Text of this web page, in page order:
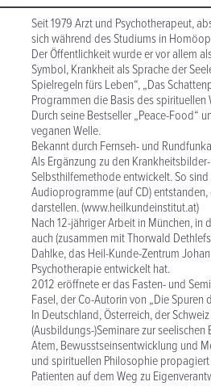
Seit 1979 Arzt und Psychotherapeut,
sich während des Studiums in
Der Öffentlichkeit wurde er vor allem
Symbol, Krankheit als Sprache der
Spielregeln fürs Leben“, „Das
Programmen die Basis des
Durch seine Bestseller „Peace-Food“
veganen Welle.
Bekannt durch Fernseh- und
Als Ergänzung zu den
Selbsthilfemethode entwickelt. So
Audioprogramme (auf CD)
darstellen. (www.heilkundeinstitut.at)
Nach 12-jähriger Arbeit in München,
auch (zusammen mit Thorwald
Dahlke, das Heil-Kunde-Zentrum
Psychotherapie entwickelt hat.
2012 eröffnete er das Fasten- und
Fasel, der Co-Autorin von „Die Spuren
In Deutschland, Österreich, der
(Ausbildungs-)Seminare zur
Atem, Bewusstseinsentwicklung und
und spirituellen Philosophie
Patienten auf dem Weg zu